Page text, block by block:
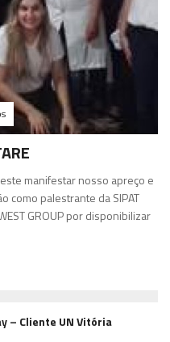
manifestar nosso apreço e
como palestrante da SIPAT
GROUP por disponibilizar
– Cliente UN Vitória